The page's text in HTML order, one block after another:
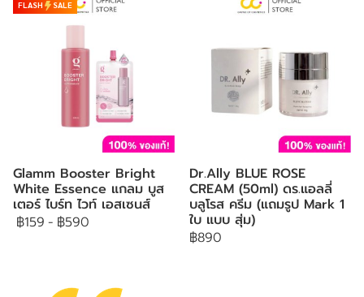
FLASH SALE
Glamm Booster Bright
White Essence แกลม บูส
เตอร์ ไบร์ท ไวท์ เอสเซนส์
฿159 - ฿590
Dr.Ally BLUE ROSE
CREAM (50ml) ดร.แอลลี่
บลูโรส ครีม (แถมรูป Mark 1
ใบ แบบ สุ่ม)
฿890